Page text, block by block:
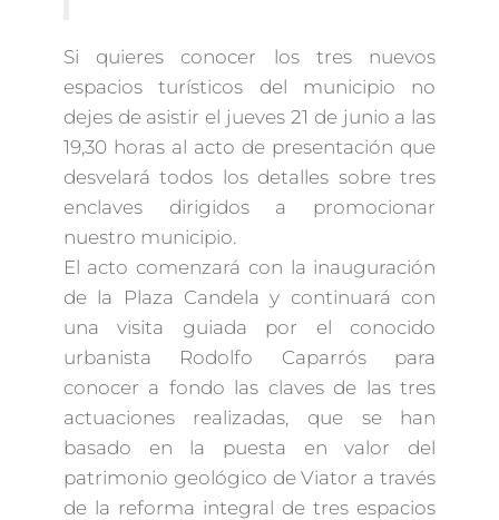
Si quieres conocer los tres nuevos
espacios turísticos del municipio no
dejes de asistir el jueves 21 de junio a las
19,30 horas al acto de presentación que
desvelará todos los detalles sobre tres
enclaves dirigidos a promocionar
nuestro municipio.
El acto comenzará con la inauguración
de la Plaza Candela y continuará con
una visita guiada por el conocido
urbanista Rodolfo Caparrós para
conocer a fondo las claves de las tres
actuaciones realizadas, que se han
basado en la puesta en valor del
patrimonio geológico de Viator a través
de la reforma integral de tres espacios